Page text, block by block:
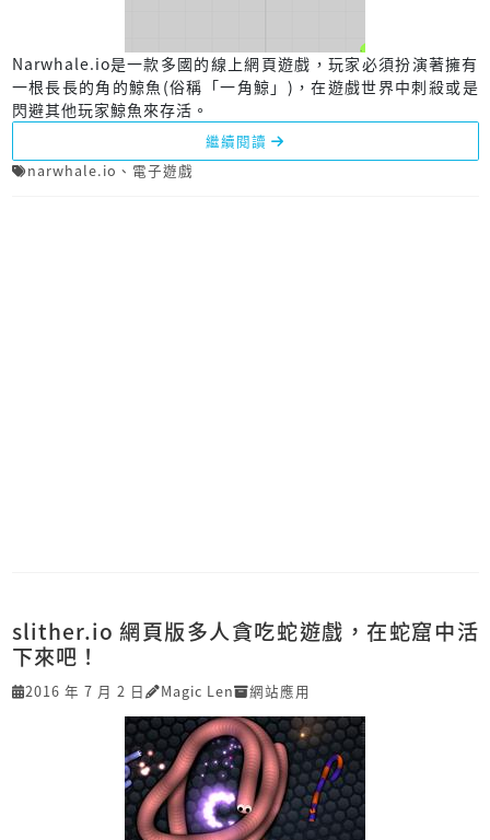
Narwhale.io是一款多國的線上網頁遊戲，玩家必須扮演著擁有
一根長長的角的鯨魚(俗稱「一角鯨」)，在遊戲世界中刺殺或是
閃避其他玩家鯨魚來存活。
繼續閱讀
narwhale.io 、 電子遊戲
slither.io 網頁版多人貪吃蛇遊戲，在蛇窟中活
下來吧！
2016 年 7 月 2 日 Magic Len 網站應用